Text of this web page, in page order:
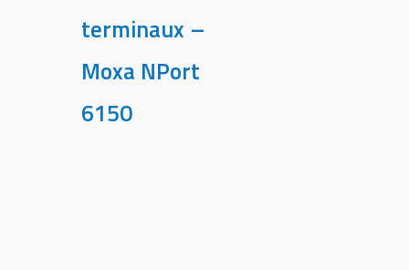
terminaux –
Moxa NPort
6150